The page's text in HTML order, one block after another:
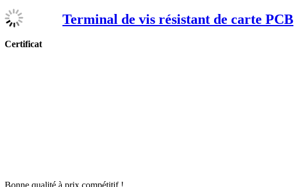
Terminal de vis résistant de carte PCB
Certificat
Bonne qualité à prix compétitif !